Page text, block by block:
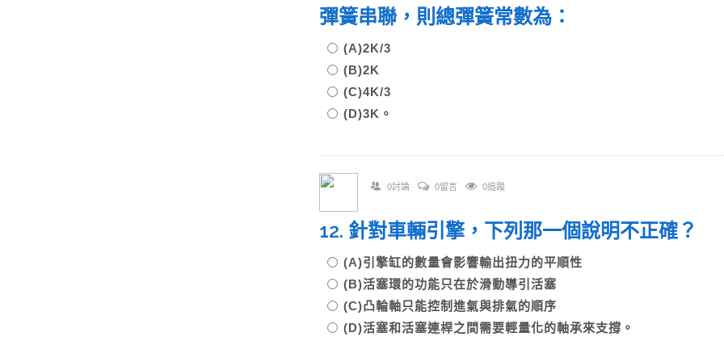
彈簧串聯，則總彈簧常數為：
(A)2K/3
(B)2K
(C)4K/3
(D)3K。
0討論 0留言 0追蹤
12. 針對車輛引擎，下列那一個說明不正確？
(A)引擎缸的數量會影響輸出扭力的平順性
(B)活塞環的功能只在於滑動導引活塞
(C)凸輪軸只能控制進氣與排氣的順序
(D)活塞和活塞連桿之間需要輕量化的軸承來支撐。